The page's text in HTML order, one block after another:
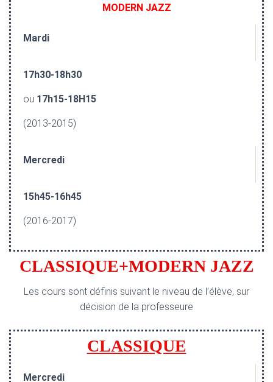
MODERN JAZZ
Mardi
17h30-18h30
ou 17h15-18H15
(2013-2015)
Mercredi
15h45-16h45
(2016-2017)
CLASSIQUE+MODERN JAZZ
Les cours sont définis suivant le niveau de l’élève, sur
décision de la professeure
CLASSIQUE
Mercredi